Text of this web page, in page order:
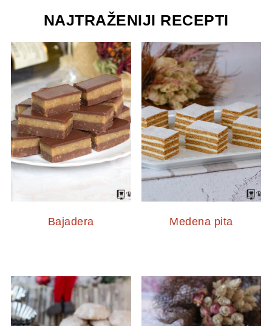
NAJTRAŽENIJI RECEPTI
Bajadera Medena pita